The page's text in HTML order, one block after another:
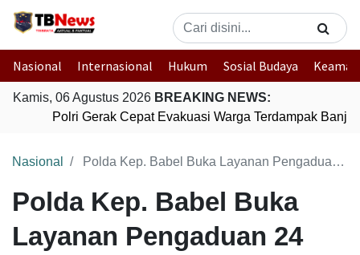
Nasional Internasional Hukum Sosial Budaya
Kamis, 06 Agustus 2026 BREAKING NEWS:
Polri Gerak Cepat Evakuasi Warga Terdampak Banjir
Nasional Polda Kep. Babel Buka Layanan Pengaduan 24 Jam Melalui Media Sosial
Polda Kep. Babel Buka
Layanan Pengaduan 24